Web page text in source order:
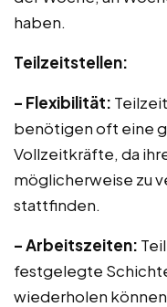
haben.
Teilzeitstellen:
– Flexibilität:
benötigen oft eine
Vollzeitkräfte, da
möglicherweise zu
stattfinden.
– Arbeitszeiten:
festgelegte
wiederholen